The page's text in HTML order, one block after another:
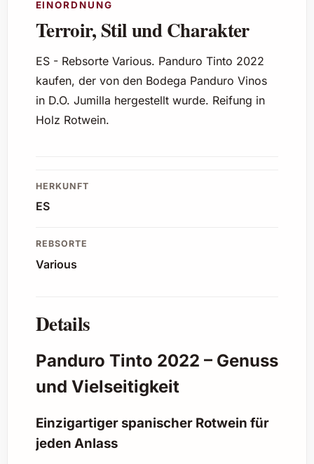
EINORDNUNG
Terroir, Stil und Charakter
ES - Rebsorte Various. Panduro Tinto 2022
kaufen, der von den Bodega Panduro Vinos
in D.O. Jumilla hergestellt wurde. Reifung in
Holz Rotwein.
HERKUNFT
ES
REBSORTE
Various
Details
Panduro Tinto 2022 – Genuss
und Vielseitigkeit
Einzigartiger spanischer Rotwein für
jeden Anlass